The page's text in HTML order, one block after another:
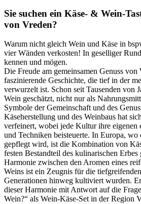
Sie suchen ein Käse- & Wein-
von Vreden?
Warum nicht gleich Wein und Käse in
vier Wänden verkosten! In geselliger
kennen und mögen.
Die Freude am gemeinsamen Genuss
faszinierende Geschichte, die tief in der
verwurzelt ist. Schon seit Tausenden von
Wein geschätzt, nicht nur als
Symbole der Gemeinschaft und des
Käseherstellung und des Weinbaus hat
verfeinert, wobei jede Kultur ihre eigenen
und Techniken beisteuerte. In Europa, wo
gepflegt wird, ist die Kombination von
festen Bestandteil des kulinarischen
Harmonie zwischen den Aromen eines
Weins ist ein Zeugnis für die
Generationen hinweg kultiviert wurden.
dieser Harmonie mit Antwort auf die
Wein?“ als Wein-Käse-Set in der Region